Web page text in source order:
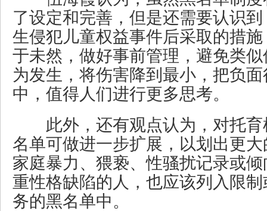
了设定和完善，但是还需要认识
生侵犯儿童权益事件后采取的措
于未然，做好事前管理，避免类
为发生，将伤害降到最小，把负
中，值得人们进行更多思考。
此外，还有观点认为，对托育
名单可做进一步扩展，以划出更
家庭暴力、猥亵、性骚扰记录或
重性格缺陷的人，也应该列入限
务的黑名单中。